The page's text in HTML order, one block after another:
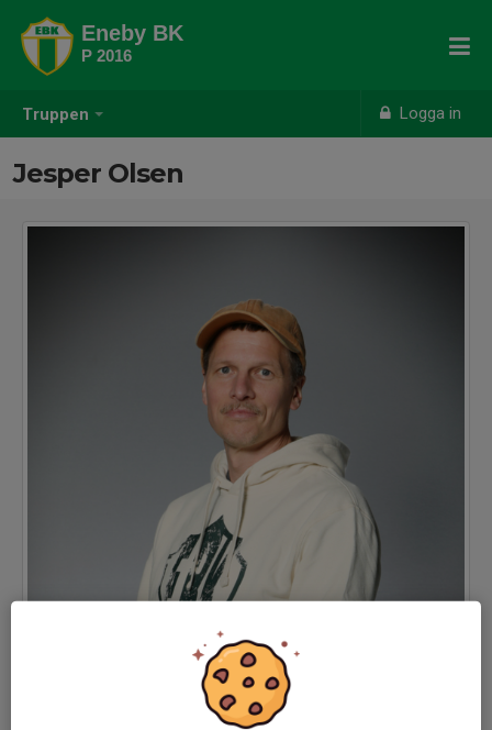
Truppen Logga in
Eneby BK
P 2016
Jesper Olsen